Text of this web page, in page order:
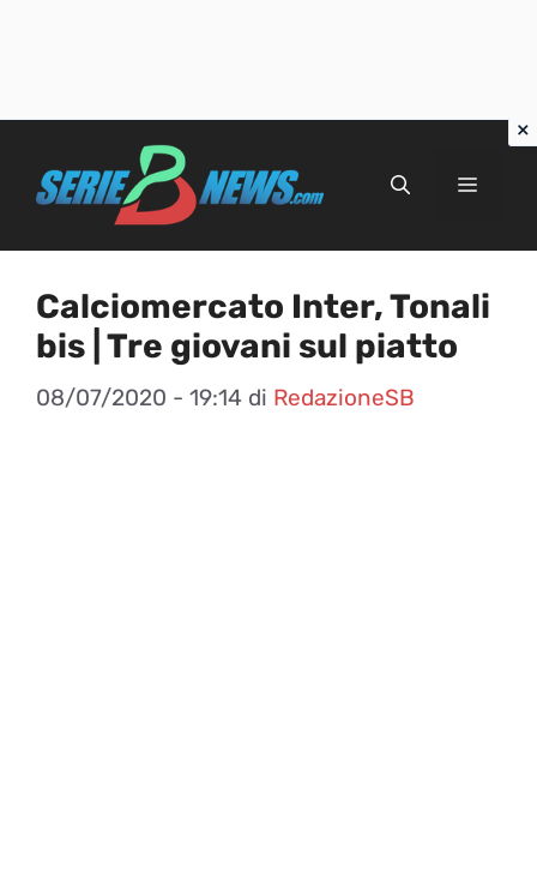
Menu
Calciomercato Inter, Tonali
bis | Tre giovani sul piatto
08/07/2020 - 19:14 di RedazioneSB